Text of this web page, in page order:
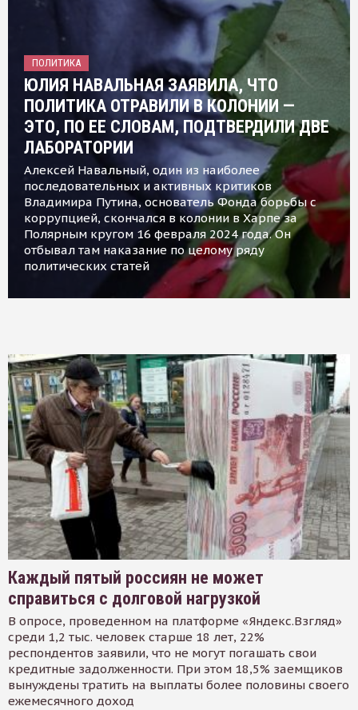
ПОЛИТИКА
ЮЛИЯ НАВАЛЬНАЯ ЗАЯВИЛА, ЧТО
ПОЛИТИКА ОТРАВИЛИ В КОЛОНИИ —
ЭТО, ПО ЕЕ СЛОВАМ, ПОДТВЕРДИЛИ ДВЕ
ЛАБОРАТОРИИ
Алексей Навальный, один из наиболее
последовательных и активных критиков
Владимира Путина, основатель Фонда борьбы с
коррупцией, скончался в колонии в Харпе за
Полярным кругом 16 февраля 2024 года. Он
отбывал там наказание по целому ряду
политических статей
Каждый пятый россиян не может
справиться с долговой нагрузкой
В опросе, проведенном на платформе «Яндекс.Взгляд»
среди 1,2 тыс. человек старше 18 лет, 22%
респондентов заявили, что не могут погашать свои
кредитные задолженности. При этом 18,5% заемщиков
вынуждены тратить на выплаты более половины своего
ежемесячного доход